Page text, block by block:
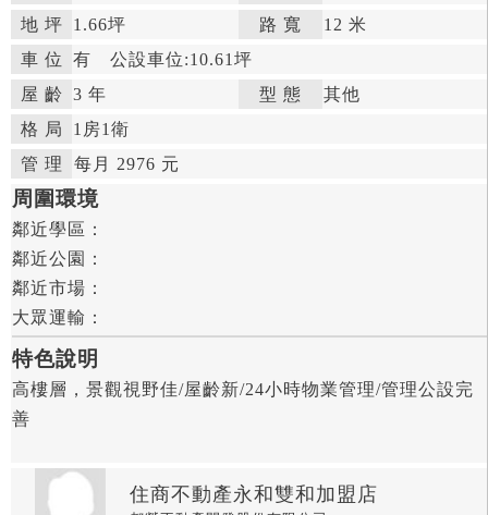
地 坪
1.66坪 路 寬
12 米
車 位
有 公設車位:10.61坪
屋 齡 3 年 型 態 其他
格 局
1房1衛
管 理
每月 2976 元
周圍環境
鄰近學區：
鄰近公園：
鄰近市場：
大眾運輸：
特色說明
高樓層，景觀視野佳/屋齡新/24小時物業管理/管理公設完
善
住商不動產永和雙和加盟店